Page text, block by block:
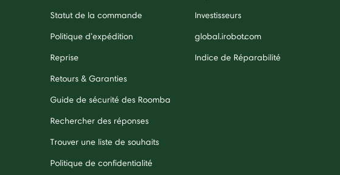
Statut de la commande
Politique d'expédition
Reprise
Retours & Garanties
Guide de sécurité des Roomba
Rechercher des réponses
Trouver une liste de souhaits
Politique de confidentialité
Investisseurs
global.irobot.com
Indice de Réparabilité